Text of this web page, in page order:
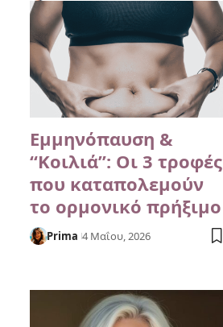
Εμμηνόπαυση &
“Κοιλιά”: Οι 3 τροφές
που καταπολεμούν
το ορμονικό πρήξιμο
Prima 4 Μαΐου, 2026